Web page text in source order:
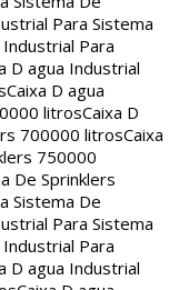
Para Sistema
Industrial Para
D agua Industrial
Caixa D agua
litrosCaixa D
700000 litrosCaixa
750000
De Sprinklers
Sistema De
Para Sistema
Industrial Para
D agua Industrial